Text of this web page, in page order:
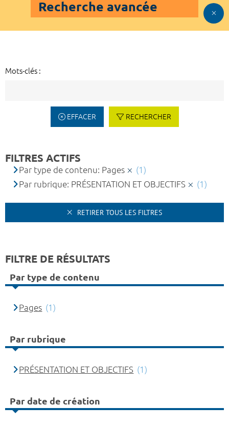
Recherche avancée
Mots-clés :
EFFACER RECHERCHER
FILTRES ACTIFS
Par type de contenu: Pages
(1)
Par rubrique: PRÉSENTATION ET OBJECTIFS
(1)
RETIRER TOUS LES FILTRES
FILTRE DE RÉSULTATS
Par type de contenu
Pages (1)
Par rubrique
PRÉSENTATION ET OBJECTIFS (1)
Par date de création